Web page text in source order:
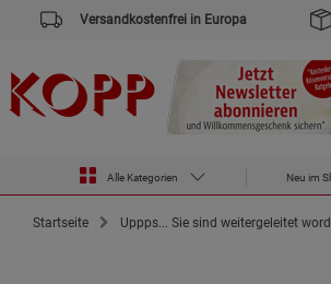
Versandkostenfrei in Europa
Alle Kategorien Neu im
Startseite Uppps... Sie sind weitergeleitet